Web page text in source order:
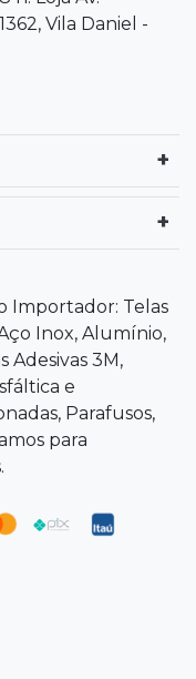
Vila Daniel -
Importador: Telas
Inox, Alumínio,
Adesivas 3M,
e
Parafusos,
para